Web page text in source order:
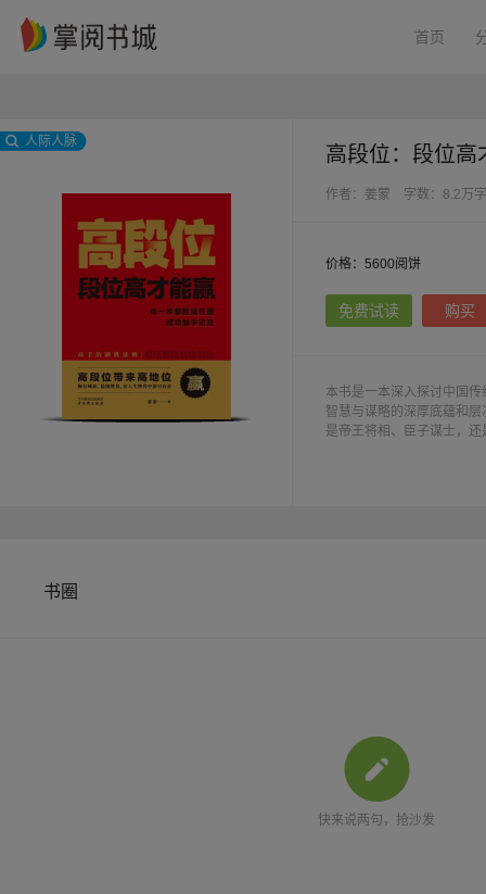
首页
人际人脉
高段位：段位高
作者：姜蒙 字数：8.2万字
价格：5600阅饼
免费试读 购买
本书是一本深入探讨中国
智慧与谋略的深厚底蕴和
是帝王将相、臣子谋士，
书圈
快来说两句，抢沙发